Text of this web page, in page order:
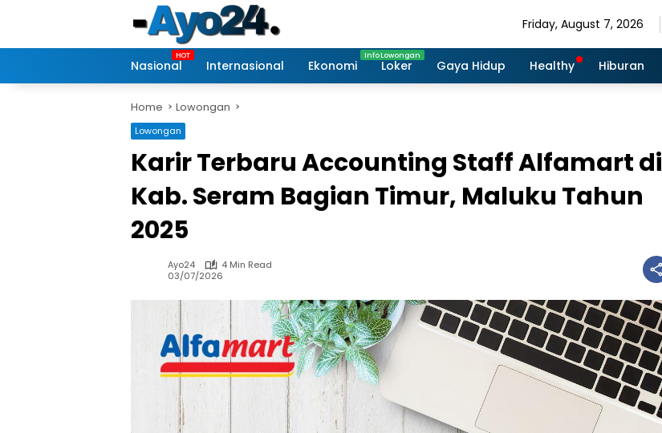
Friday, August 7, 2026
Nasional Internasional Ekonomi Loker Gaya Hidup Healthy Hiburan
Home Lowongan
Lowongan
Karir Terbaru Accounting Staff Alfamart di
Kab. Seram Bagian Timur, Maluku Tahun
2025
Ayo24
4 Min Read
03/07/2026